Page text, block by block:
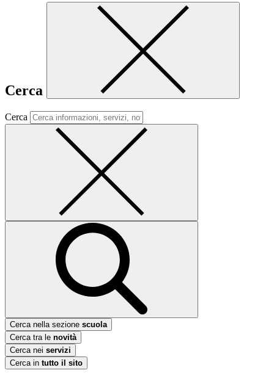
Cerca
Cerca
Cerca nella sezione scuola
Cerca tra le novità
Cerca nei servizi
Cerca in tutto il sito